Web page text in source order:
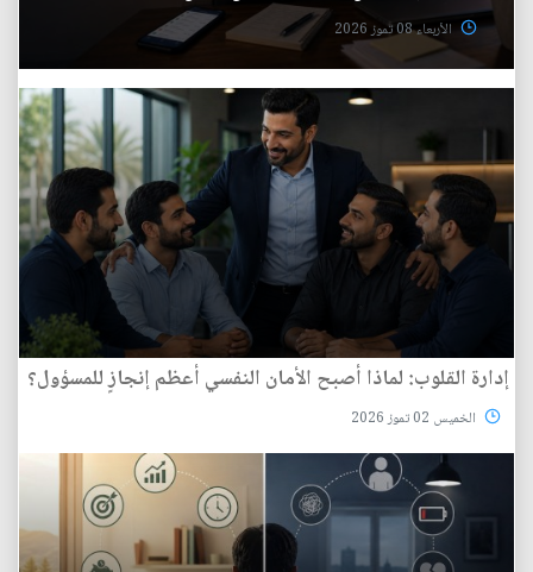
الأربعاء 08 تموز 2026
إدارة القلوب: لماذا أصبح الأمان النفسي أعظم إنجازٍ للمسؤول؟
الخميس 02 تموز 2026